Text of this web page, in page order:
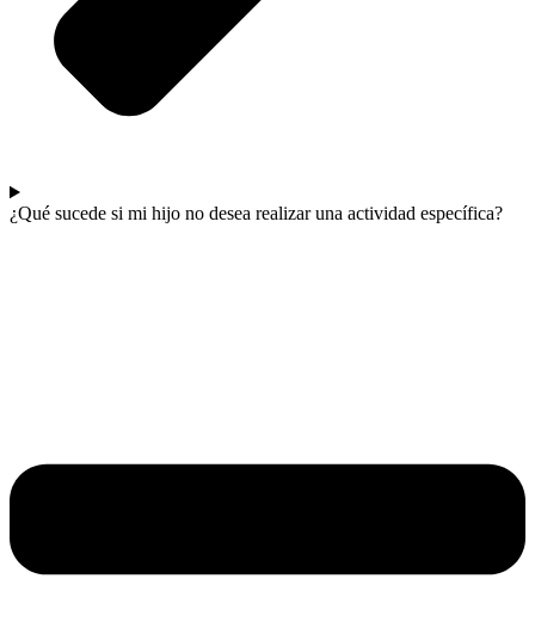
¿Qué sucede si mi hijo no desea realizar una actividad específica?